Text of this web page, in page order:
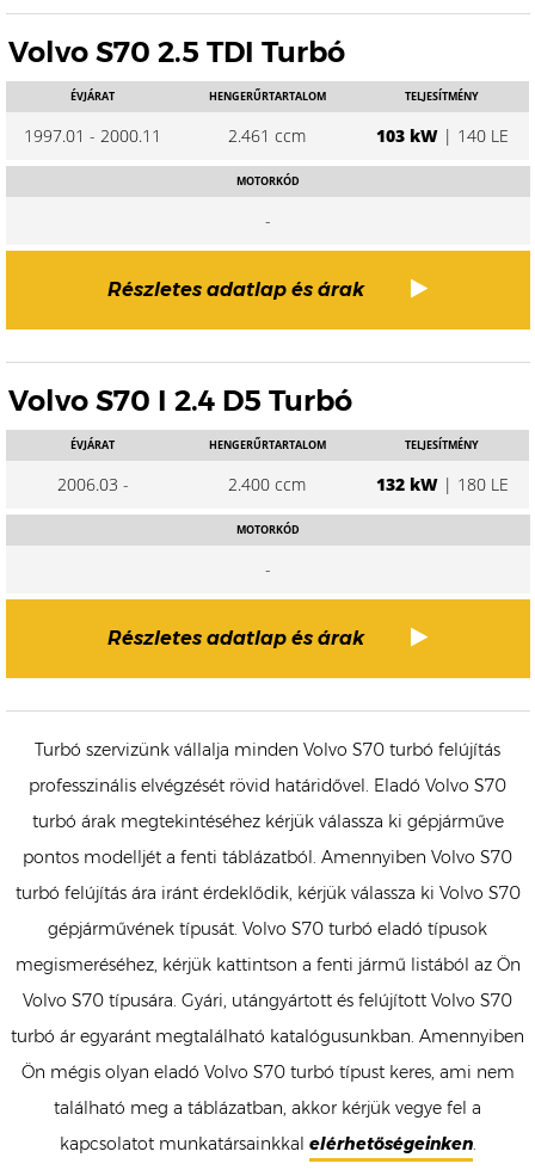
Volvo S70 2.5 TDI Turbó
ÉVJÁRAT
1997.01 - 2000.11
HENGERŰRTARTALOM
2.461 ccm
TELJESÍTMÉNY
103 kW| 140 LE
MOTORKÓD
-
Részletes adatlap és árak
Volvo S70 I 2.4 D5 Turbó
ÉVJÁRAT
2006.03 -
HENGERŰRTARTALOM
2.400 ccm
TELJESÍTMÉNY
132 kW| 180 LE
MOTORKÓD
-
Részletes adatlap és árak
Turbó szervizünk vállalja minden Volvo S70 turbó felújítás
professzinális elvégzését rövid határidővel. Eladó Volvo S70
turbó árak megtekintéséhez kérjük válassza ki gépjárműve
pontos modelljét a fenti táblázatból. Amennyiben Volvo S70
turbó felújítás ára iránt érdeklődik, kérjük válassza ki Volvo S70
gépjárművének típusát. Volvo S70 turbó eladó típusok
megismeréséhez, kérjük kattintson a fenti jármű listából az Ön
Volvo S70 típusára. Gyári, utángyártott és felújított Volvo S70
turbó ár egyaránt megtalálható katalógusunkban. Amennyiben
Ön mégis olyan eladó Volvo S70 turbó típust keres, ami nem
található meg a táblázatban, akkor kérjük vegye fel a
kapcsolatot munkatársainkkal elérhetőségeinken.